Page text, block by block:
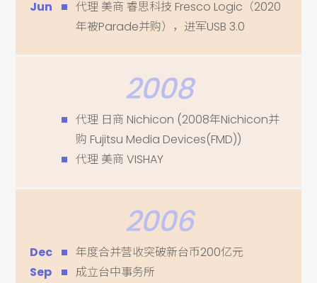
Jun
代理 美商 睿思科技 Fresco Logic（2020
年被Parade并购），进军USB 3.0
2008
代理 日商 Nichicon (2008年Nichicon并
购 Fujitsu Media Devices(FMD))
代理 美商 VISHAY
2006
Dec
年度合并营收突破新台币200亿元
Sep
成立台中事务所